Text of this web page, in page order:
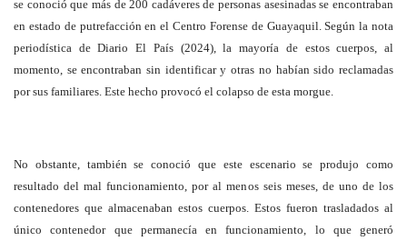
se conoció que más de 200 cadáveres de personas asesinadas se encontraban
en estado de putrefacción en el Centro Forense de Guayaquil. Según la nota
periodística de Diario El País (2024), la mayoría de estos cuerpos, al
momento, se encontraban sin identificar y otras no habían sido reclamadas
por sus familiares. Este hecho provocó el colapso de esta morgue.
No obstante, también se conoció que este escenario se produjo como
resultado del mal funcionamiento, por al menos seis meses, de uno de los
contenedores que almacenaban estos cuerpos. Estos fueron trasladados al
único contenedor que permanecía en funcionamiento, lo que generó